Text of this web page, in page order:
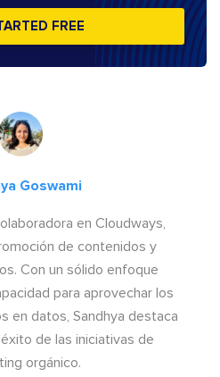
FREE
Goswami
en Cloudways,
de contenidos y
Con un sólido enfoque
para aprovechar los
en datos, Sandhya destaca
de las iniciativas de
orgánico.